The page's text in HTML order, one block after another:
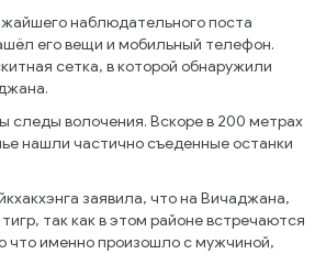
наблюдательного поста
его вещи и мобильный телефон.
сетка, в которой обнаружили
следы волочения. Вскоре в 200 метрах
нашли частично съеденные останки
заявила, что на Вичаджана,
так как в этом районе встречаются
что именно произошло с мужчиной,